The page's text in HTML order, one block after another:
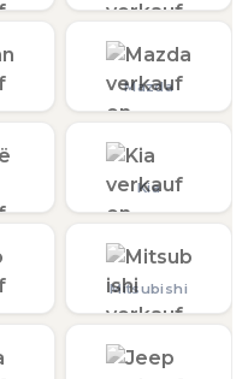
Mazda
Kia
Mitsubishi